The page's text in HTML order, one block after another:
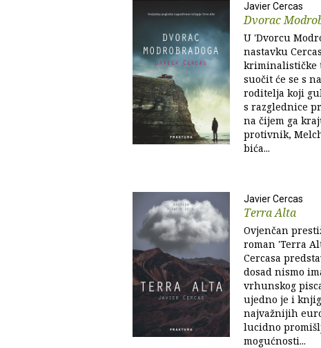
Javier Cercas
Dvorac
U 'Dvorcu
nastavku
kriminalističke
suočit će se s
roditelja koji
s razglednice
na čijem ga
protivnik,
bića...
Javier Cercas
Terra Alta
Ovjenčan
roman 'Terra
Cercasa
dosad nismo
vrhunskog
ujedno je i
najvažnijih
lucidno
mogućnosti...